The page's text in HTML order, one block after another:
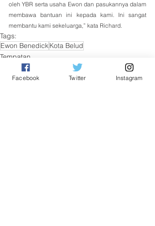
oleh YBR serta usaha Ewon dan pasukannya dalam
membawa bantuan ini kepada kami. Ini sangat
membantu kami sekeluarga,” kata Richard.
Tags:
Ewon BenedickKota Belud
Tempatan
Facebook Twitter Instagram